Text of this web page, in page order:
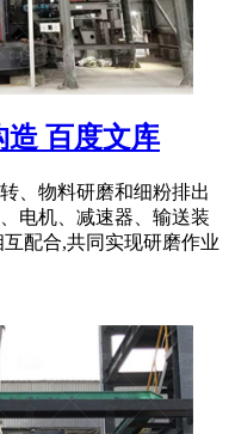
造 百度文库
、物料研磨和细粉排出
电机、减速器、输送装
配合,共同实现研磨作业